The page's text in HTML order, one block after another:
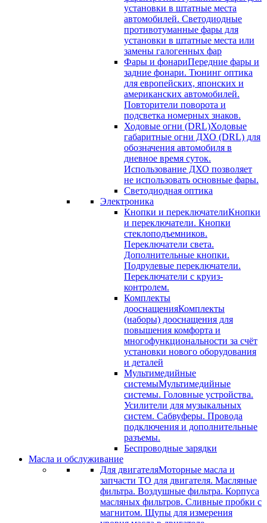
установки в штатные места
автомобилей. Светодиодные
противотуманные фары для
установки в штатные места или
замены галогенных фар
Фары и фонариПередние фары и
задние фонари. Тюнинг оптика
для европейских, японских и
американских автомобилей.
Повторители поворота и
подсветка номерных знаков.
Ходовые огни (DRL)Ходовые
габаритные огни ДХО (DRL) для
обозначения автомобиля в
дневное время суток.
Использование ДХО позволяет
не использовать основные фары.
Светодиодная оптика
Электроника
Кнопки и переключателиКнопки
и переключатели. Кнопки
стеклоподъемников.
Переключатели света.
Дополнительные кнопки.
Подрулевые переключатели.
Переключатели с круиз-
контролем.
Комплекты
дооснащенияКомплекты
(наборы) дооснащения для
повышения комфорта и
многофункциональности за счёт
установки нового оборудования
и деталей
Мультимедийные
системыМультимедийные
системы. Головные устройства.
Усилители для музыкальных
систем. Сабвуферы. Провода
подключения и дополнительные
разъемы.
Беспроводные зарядки
Масла и обслуживание
Для двигателяМоторные масла и
запчасти ТО для двигателя. Масляные
фильтра. Воздушные фильтра. Корпуса
масляных фильтров. Сливные пробки с
магнитом. Щупы для измерения